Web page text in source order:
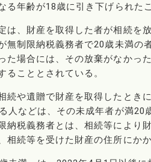
る年齢が18歳に引き下げられた
は、財産を取得した者が相続を
無制限納税義務者で20歳未満の
た場合には、その放棄がなか
ることとされている。
続や遺贈で財産を取得したとき
人などは、その未成年者が満
納税義務者とは、相続等により
相続等を受けた財産の住所にか